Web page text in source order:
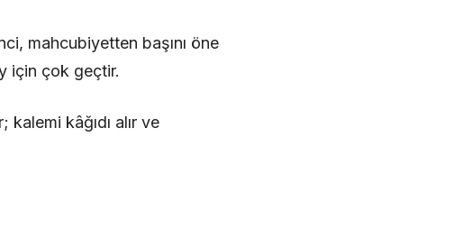
mahcubiyetten başını öne
için çok geçtir.
kalemi kâğıdı alır ve